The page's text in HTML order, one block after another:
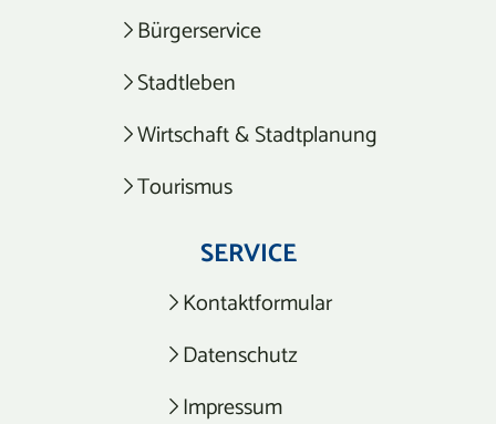
Bürgerservice
Stadtleben
Wirtschaft & Stadtplanung
Tourismus
SERVICE
Kontaktformular
Datenschutz
Impressum